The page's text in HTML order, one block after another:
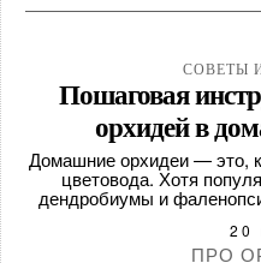
СОВЕТЫ
Пошаговая
орхидей в
Домашние орхидеи — это,
цветовода. Хотя
дендробиумы и
20
ПРО